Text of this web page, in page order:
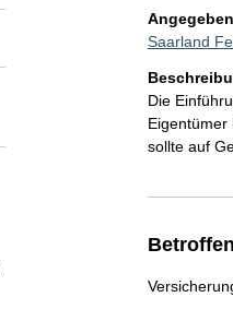
Saarland
Die
Eigentümer
sollte auf